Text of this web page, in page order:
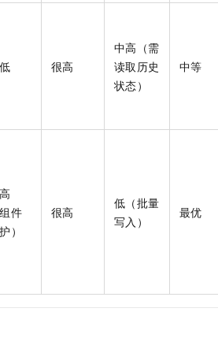
很高
中高（需
读取历史
状态）
中等
组件
）
很高
低（批量
写入）
最优
超强辅助，Bolt.diy 一步搞定创意建站